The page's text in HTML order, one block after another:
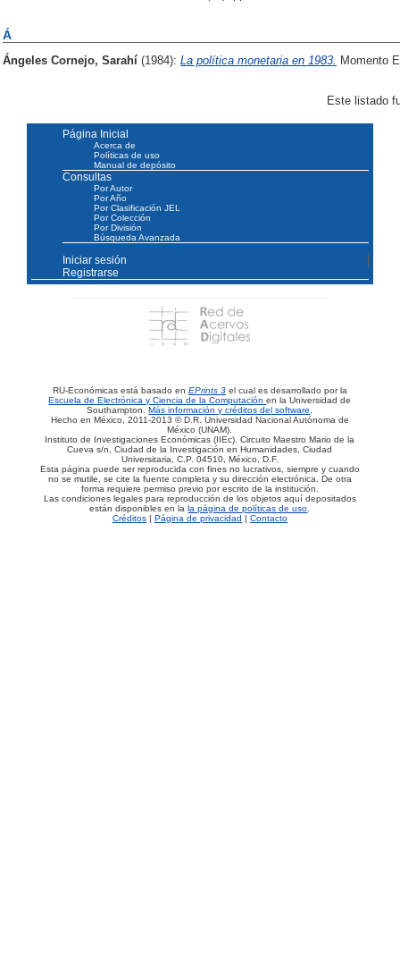
Á
Ángeles Cornejo, Sarahí (1984): La política monetaria en 1983. Momento
Este listado
Página Inicial
Acerca de
Políticas de uso
Manual de depósito
Consultas
Por Autor
Por Año
Por Clasificación JEL
Por Colección
Por División
Búsqueda Avanzada
Iniciar sesión
Registrarse
RU-Económicas está basado en EPrints 3 el cual es desarrollado por la
Escuela de Electrónica y Ciencia de la Computaciónen la Universidad de
Southampton.Más información y créditos del software.
Hecho en México, 2011-2013 © D.R. Universidad Nacional Autónoma de
México (UNAM).
Instituto de Investigaciones Económicas (IIEc). Circuito Maestro Mario de la
Cueva s/n, Ciudad de la Investigación en Humanidades, Ciudad
Universitaria, C.P. 04510, México, D.F.
Esta página puede ser reproducida con fines no lucrativos, siempre y cuando
no se mutile, se cite la fuente completa y su dirección electrónica. De otra
forma requiere permiso previo por escrito de la institución.
Las condiciones legales para reproducción de los objetos aquí depositados
están disponibles en lala página de políticas de uso.
Créditos| Página de privacidad | Contacto